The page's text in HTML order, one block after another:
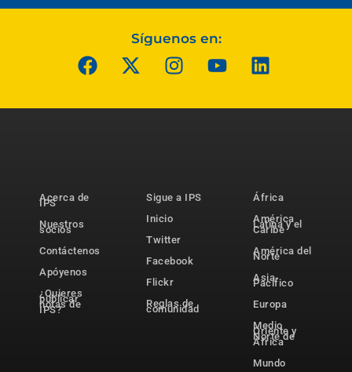
Síguenos en:
Acerca de
IPS
Nuestros
socios
Contáctenos
Apóyenos
¿Quieres
publicar
notas de
IPS?
Sigue a IPS
Inicio
Twitter
Facebook
Flickr
Reglas de
comunidad
África
América
Latina y el
Caribe
América del
Norte
Asia-
Pacífico
Europa
Medio
Oriente y
Norte de
África
Mundo